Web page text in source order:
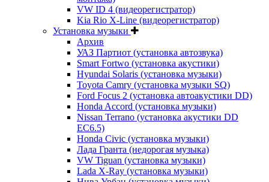
VW ID 4 (видеорегистратор)
Kia Rio X-Line (видеорегистратор)
Установка музыки
Архив
УАЗ Партиот (установка автозвука)
Smart Fortwo (установка акустики)
Hyundai Solaris (установка музыки)
Toyota Camry (установка музыки SQ)
Ford Focus 2 (установка автоакустики DD)
Honda Accord (установка музыки)
Nissan Terrano (установка акустики DD
EC6.5)
Honda Civic (установка музыки)
Лада Гранта (недорогая музыка)
VW Tiguan (установка музыки)
Lada X-Ray (установка музыки)